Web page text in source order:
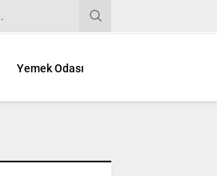
Yemek Odası